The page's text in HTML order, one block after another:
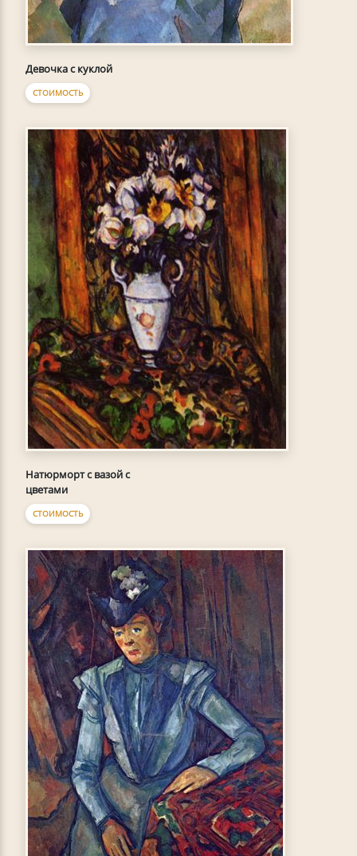
Девочка с куклой
СТОИМОСТЬ
Натюрморт с вазой с
цветами
СТОИМОСТЬ